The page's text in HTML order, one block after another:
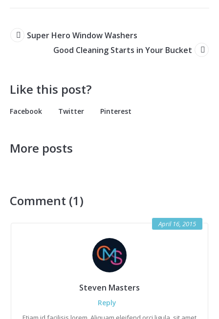
Super Hero Window Washers
Good Cleaning Starts in Your Bucket
Like this post?
Facebook Twitter Pinterest
More posts
Comment (1)
April 16, 2015
Steven Masters
Reply